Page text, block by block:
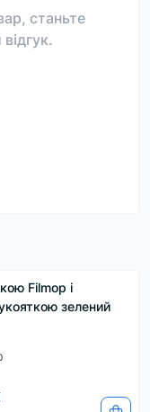
станьте
Filmop і
зелений